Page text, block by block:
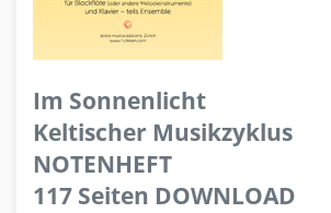
Im Sonnenlicht
Keltischer Musikzyklus
NOTENHEFT
117 Seiten DOWNLOAD